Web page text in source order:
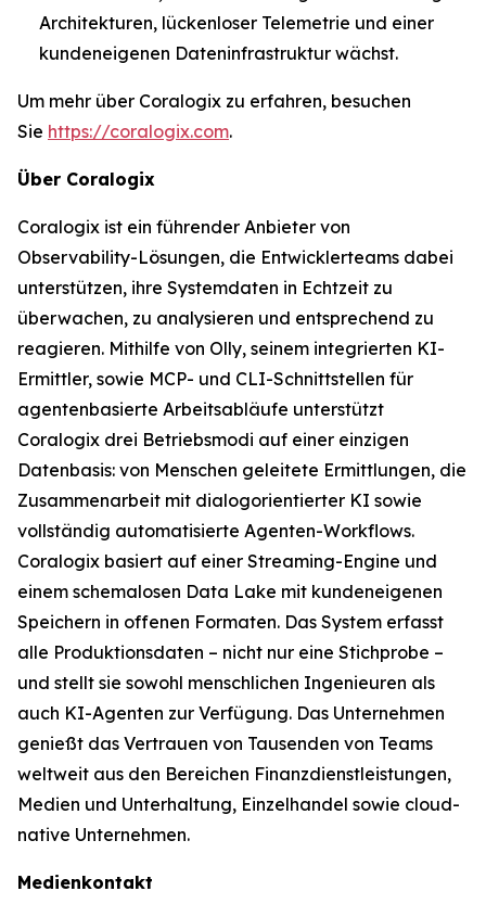
Architekturen, lückenloser Telemetrie und einer
kundeneigenen Dateninfrastruktur wächst.
Um mehr über Coralogix zu erfahren, besuchen
Sie https://coralogix.com.
Über Coralogix
Coralogix ist ein führender Anbieter von
Observability-Lösungen, die Entwicklerteams dabei
unterstützen, ihre Systemdaten in Echtzeit zu
überwachen, zu analysieren und entsprechend zu
reagieren. Mithilfe von Olly, seinem integrierten KI-
Ermittler, sowie MCP- und CLI-Schnittstellen für
agentenbasierte Arbeitsabläufe unterstützt
Coralogix drei Betriebsmodi auf einer einzigen
Datenbasis: von Menschen geleitete Ermittlungen, die
Zusammenarbeit mit dialogorientierter KI sowie
vollständig automatisierte Agenten-Workflows.
Coralogix basiert auf einer Streaming-Engine und
einem schemalosen Data Lake mit kundeneigenen
Speichern in offenen Formaten. Das System erfasst
alle Produktionsdaten – nicht nur eine Stichprobe –
und stellt sie sowohl menschlichen Ingenieuren als
auch KI-Agenten zur Verfügung. Das Unternehmen
genießt das Vertrauen von Tausenden von Teams
weltweit aus den Bereichen Finanzdienstleistungen,
Medien und Unterhaltung, Einzelhandel sowie cloud-
native Unternehmen.
Medienkontakt